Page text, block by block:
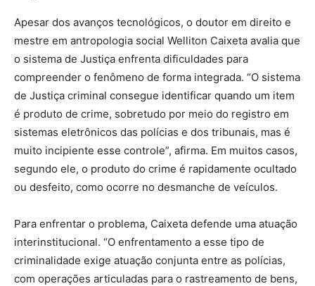
Apesar dos avanços tecnológicos, o doutor em direito e
mestre em antropologia social Welliton Caixeta avalia que
o sistema de Justiça enfrenta dificuldades para
compreender o fenômeno de forma integrada. “O sistema
de Justiça criminal consegue identificar quando um item
é produto de crime, sobretudo por meio do registro em
sistemas eletrônicos das polícias e dos tribunais, mas é
muito incipiente esse controle”, afirma. Em muitos casos,
segundo ele, o produto do crime é rapidamente ocultado
ou desfeito, como ocorre no desmanche de veículos.
Para enfrentar o problema, Caixeta defende uma atuação
interinstitucional. “O enfrentamento a esse tipo de
criminalidade exige atuação conjunta entre as polícias,
com operações articuladas para o rastreamento de bens,